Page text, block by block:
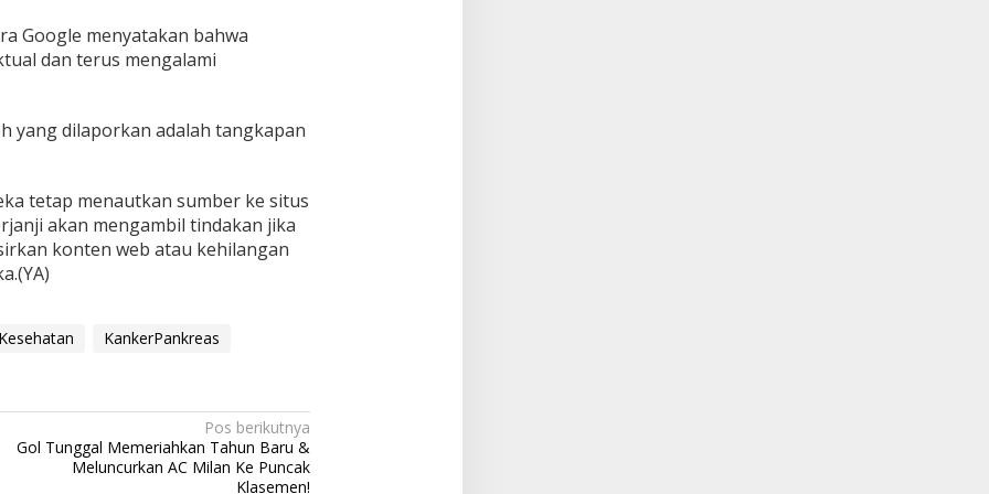
Google menyatakan bahwa
dan terus mengalami
yang dilaporkan adalah tangkapan
tetap menautkan sumber ke situs
akan mengambil tindakan jika
konten web atau kehilangan
KankerPankreas
Pos berikutnya
Gol Tunggal Memeriahkan Tahun Baru &
Meluncurkan AC Milan Ke Puncak
Klasemen!